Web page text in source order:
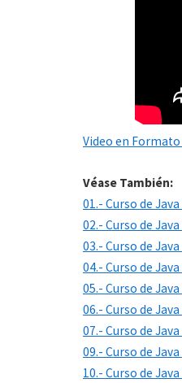
Video en Formato
Véase También:
01.- Curso de
02.- Curso de
03.- Curso de
04.- Curso de
05.- Curso de
06.- Curso de
07.- Curso de
09.- Curso de
10.- Curso de